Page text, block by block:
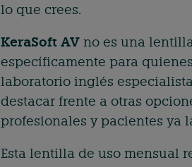
lo que crees.
KeraSoft AVno es una
específicamente para
laboratorio inglés
destacar frente a otras
profesionales y pacientes ya
Esta lentilla de uso mensual